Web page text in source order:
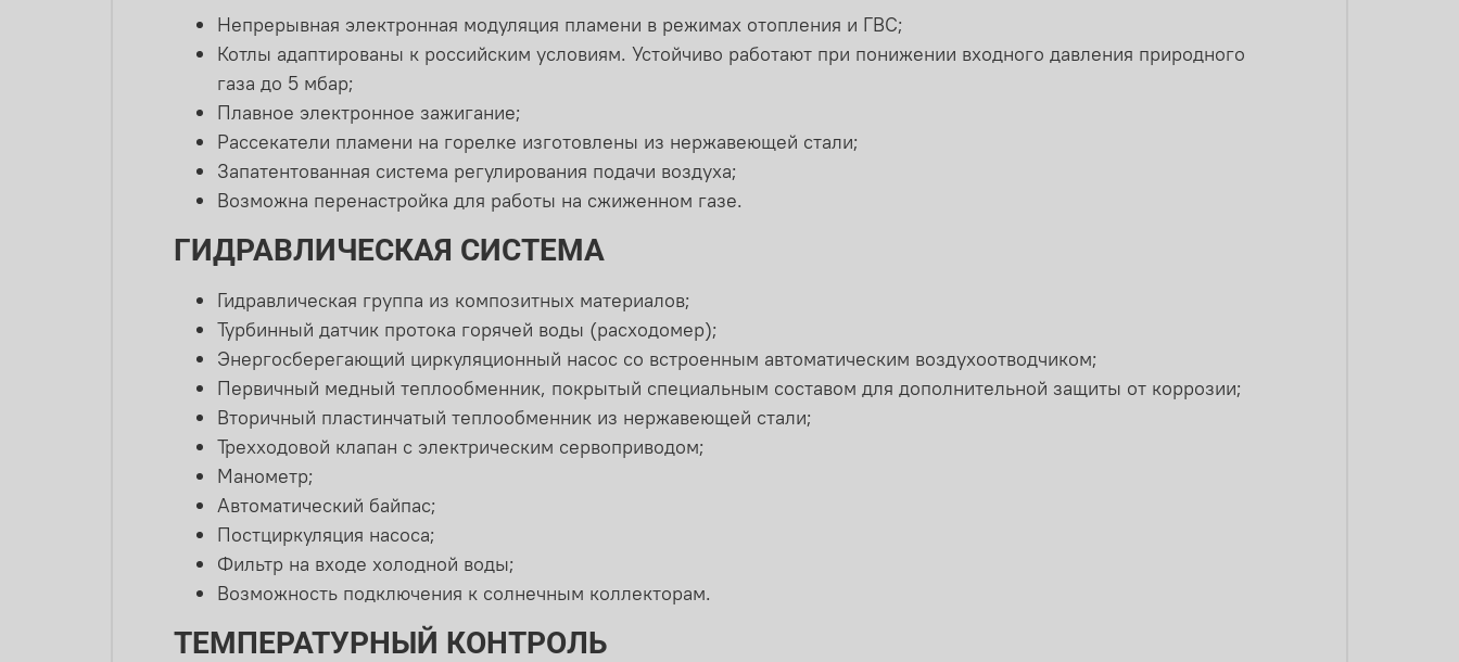
Непрерывная электронная модуляция пламени в режимах отопления и ГВС;
Котлы адаптированы к российским условиям. Устойчиво работают при понижении входного давления природного
газа до 5 мбар;
Плавное электронное зажигание;
Рассекатели пламени на горелке изготовлены из нержавеющей стали;
Запатентованная система регулирования подачи воздуха;
Возможна перенастройка для работы на сжиженном газе.
ГИДРАВЛИЧЕСКАЯ СИСТЕМА
Гидравлическая группа из композитных материалов;
Турбинный датчик протока горячей воды (расходомер);
Энергосберегающий циркуляционный насос со встроенным автоматическим воздухоотводчиком;
Первичный медный теплообменник, покрытый специальным составом для дополнительной защиты от коррозии;
Вторичный пластинчатый теплообменник из нержавеющей стали;
Трехходовой клапан с электрическим сервоприводом;
Манометр;
Автоматический байпас;
Постциркуляция насоса;
Фильтр на входе холодной воды;
Возможность подключения к солнечным коллекторам.
ТЕМПЕРАТУРНЫЙ КОНТРОЛЬ